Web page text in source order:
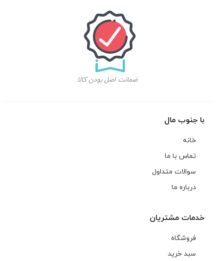
ضمانت اصل بودن کالا
با جنوب مال
خانه
تماس با ما
سوالات متداول
درباره ما
خدمات مشتریان
فروشگاه
سبد خرید